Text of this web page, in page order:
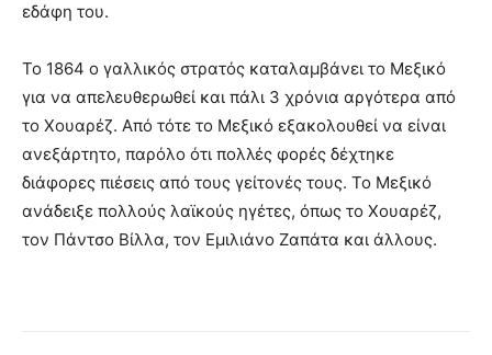
εδάφη του.
Το 1864 ο γαλλικός στρατός καταλαμβάνει το Μεξικό
για να απελευθερωθεί και πάλι 3 χρόνια αργότερα από
το Χουαρέζ. Από τότε το Μεξικό εξακολουθεί να είναι
ανεξάρτητο, παρόλο ότι πολλές φορές δέχτηκε
διάφορες πιέσεις από τους γείτονές τους. Το Μεξικό
ανάδειξε πολλούς λαϊκούς ηγέτες, όπως το Χουαρέζ,
τον Πάντσο Βίλλα, τον Εμιλιάνο Ζαπάτα και άλλους.